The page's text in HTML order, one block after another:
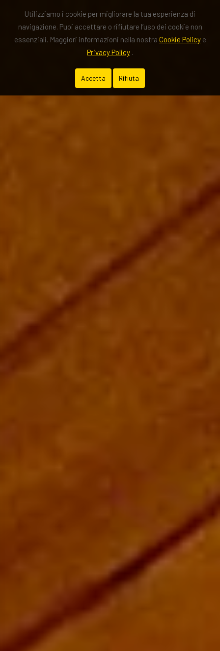
Utilizziamo i cookie per migliorare la tua esperienza di
navigazione. Puoi accettare o rifiutare l’uso dei cookie non
essenziali. Maggiori informazioni nella nostra Cookie Policye
Privacy Policy .
Accetta Rifiuta